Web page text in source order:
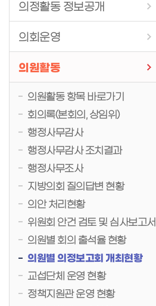
의정활동 정보공개
의회운영
의원활동
의원활동 항목 바로가기
회의록(본회의, 상임위)
행정사무감사
행정사무감사 조치결과
행정사무조사
지방의회 질의답변 현황
의안 처리현황
위원회 안건 검토 및 심사보고서
의원별 회의 출석율 현황
의원별 의정보고회 개최현황
교섭단체 운영 현황
정책지원관 운영 현황